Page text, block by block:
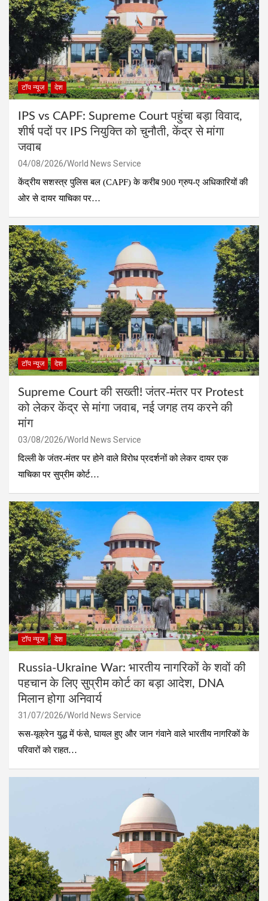
टॉप न्यूज देश
IPS vs CAPF: Supreme Court पहुंचा बड़ा विवाद,
शीर्ष पदों पर IPS नियुक्ति को चुनौती, केंद्र से मांगा
जवाब
04/08/2026 World News Service
केंद्रीय सशस्त्र पुलिस बल (CAPF) के करीब 900 ग्रुप-ए अधिकारियों की
ओर से दायर याचिका पर…
टॉप न्यूज देश
Supreme Court की सख्ती! जंतर-मंतर पर Protest
को लेकर केंद्र से मांगा जवाब, नई जगह तय करने की
मांग
03/08/2026 World News Service
दिल्ली के जंतर-मंतर पर होने वाले विरोध प्रदर्शनों को लेकर दायर एक
याचिका पर सुप्रीम कोर्ट…
टॉप न्यूज देश
Russia-Ukraine War: भारतीय नागरिकों के शवों की
पहचान के लिए सुप्रीम कोर्ट का बड़ा आदेश, DNA
मिलान होगा अनिवार्य
31/07/2026 World News Service
रूस-यूक्रेन युद्ध में फंसे, घायल हुए और जान गंवाने वाले भारतीय नागरिकों के
परिवारों को राहत…